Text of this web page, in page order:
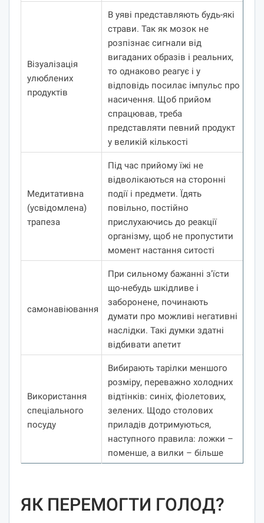
Візуалізація
улюблених
продуктів
В уяві представляють будь-які
страви. Так як мозок не
розпізнає сигнали від
вигаданих образів і реальних,
то однаково реагує і у
відповідь посилає імпульс про
насичення. Щоб прийом
спрацював, треба
представляти певний продукт
у великій кількості
Медитативна
(усвідомлена)
трапеза
Під час прийому їжі не
відволікаються на сторонні
події і предмети. Їдять
повільно, постійно
прислухаючись до реакції
організму, щоб не пропустити
момент настання ситості
самонавіювання
При сильному бажанні з'їсти
що-небудь шкідливе і
заборонене, починають
думати про можливі негативні
наслідки. Такі думки здатні
відбивати апетит
Використання
спеціального
посуду
Вибирають тарілки меншого
розміру, переважно холодних
відтінків: синіх, фіолетових,
зелених. Щодо столових
приладів дотримуються,
наступного правила: ложки –
поменше, а вилки – більше
ЯК ПЕРЕМОГТИ ГОЛОД?